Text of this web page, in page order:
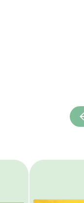
στις
μας;
τα πάνω μας.